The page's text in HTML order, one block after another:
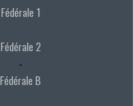
Fédérale 1
Fédérale 2
-
Fédérale B